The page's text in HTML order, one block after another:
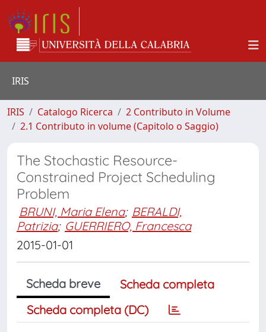
IRIS
IRIS Catalogo Ricerca
2 Contributo in Volume
2.1 Contributo in volume (Capitolo o Saggio)
The Stochastic Resource-
Constrained Project Scheduling
Problem
BRUNI, Maria Elena; BERALDI,
Patrizia; GUERRIERO, Francesca
2015-01-01
Scheda breve
Scheda completa
Scheda completa (DC)